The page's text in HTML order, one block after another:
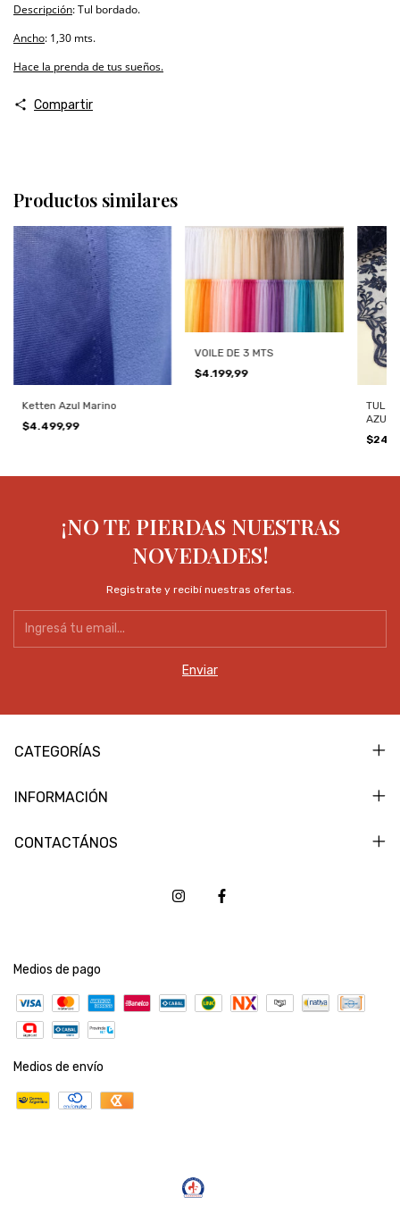
Descripción: Tul bordado.
Ancho: 1,30 mts.
Hace la prenda de tus sueños.
Compartir
Productos similares
Ketten Azul Marino
$4.499,99
VOILE DE 3 MTS
$4.199,99
TUL
AZUL
¡NO TE PIERDAS NUESTRAS
NOVEDADES!
Registrate y recibí nuestras ofertas.
CATEGORÍAS
INFORMACIÓN
CONTACTÁNOS
Medios de pago
Medios de envío